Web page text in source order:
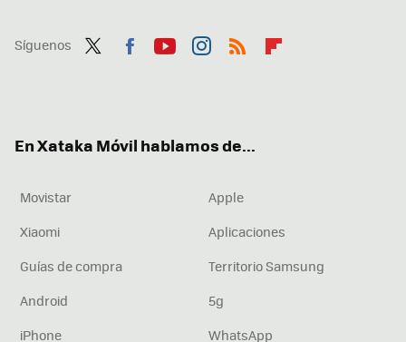
Síguenos
En Xataka Móvil hablamos de...
Movistar
Apple
Xiaomi
Aplicaciones
Guías de compra
Territorio Samsung
Android
5g
iPhone
WhatsApp